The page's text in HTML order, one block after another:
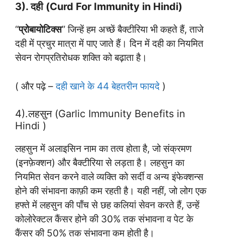
3). दही (Curd For Immunity in Hindi)
“प्रोबायोटिक्स” जिन्हें हम अच्छें बैक्टीरिया भी कहते हैं, ताजे
दही में प्रचुर मात्रा में पाए जाते हैं। दिन में दही का नियमित
सेवन रोगप्रतिरोधक शक्ति को बढ़ाता है।
( और पढ़े –दही खाने के 44 बेहतरीन फायदे )
4).लहसुन (Garlic Immunity Benefits in
Hindi )
लहसुन में अलाइसिन नाम का तत्व होता है, जो संक्रमण
(इनफ़ेक्शन) और बैक्टीरिया से लड़ता है। लहसुन का
नियमित सेवन करने वाले व्यक्ति को सर्दी व अन्य इंफेक्शन्स
होने की संभावना काफ़ी कम रहती है। यही नहीं, जो लोग एक
हफ्ते में लहसुन की पाँच से छह कलियां सेवन करते हैं, उन्हें
कोलोरेक्टल कैंसर होने की 30% तक संभावना व पेट के
कैंसर की 50% तक संभावना कम होती है।